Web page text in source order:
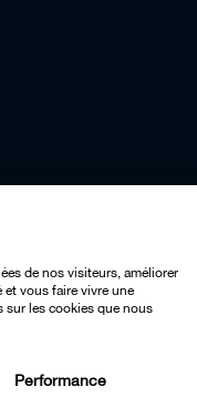
de nos visiteurs, améliorer
vous faire vivre une
les cookies que nous
Performance